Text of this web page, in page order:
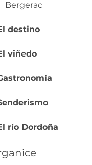
Bergerac
destino
viñedo
río Dordoña
11
nosotros